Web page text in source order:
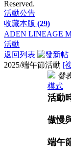
Reserved.
活動公告
收藏本版 (29)
ADEN LINEAGE
活動
返回列表
2025/端午節活動 [
發
模式
活動
傲慢
端午